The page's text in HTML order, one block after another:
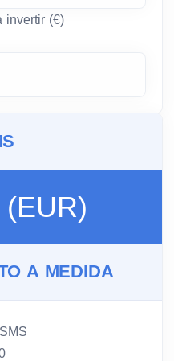
invertir (€)
A MEDIDA